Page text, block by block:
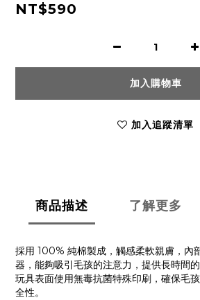
NT$590
加入購物車
加入追蹤清單
商品描述 了解更多
採用 100% 純棉製成，觸感柔軟親膚，內
器，能夠吸引毛孩的注意力，提供長時間的
玩具表面使用無毒抗菌特殊印刷，確保毛
全性。